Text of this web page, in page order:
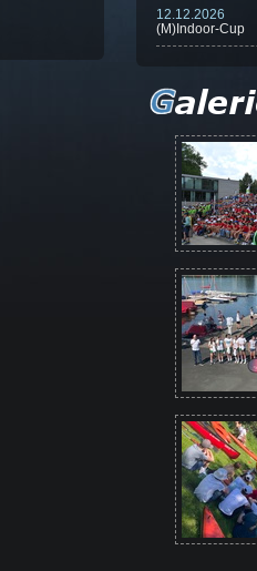
12.12.2026
(M)Indoor-Cup